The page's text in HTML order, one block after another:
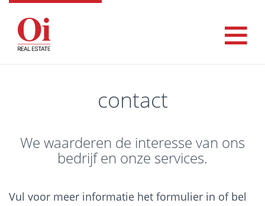
contact
We waarderen de interesse van ons
bedrijf en onze services.
Vul voor meer informatie het formulier in of bel